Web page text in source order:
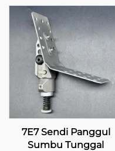
7E7 Sendi Panggul
Sumbu Tunggal